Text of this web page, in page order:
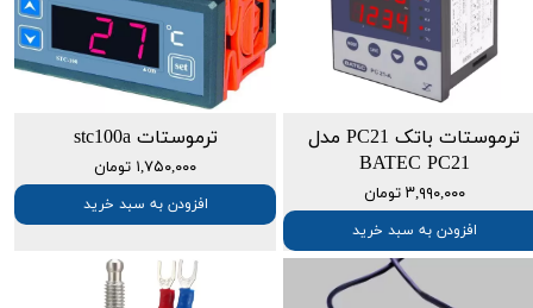
ترموستات باتک PC21 مدل
BATEC PC21
۳,۹۹۰,۰۰۰ تومان
افزودن به سبد خرید
ترموستات stc100a
۱,۷۵۰,۰۰۰ تومان
افزودن به سبد خرید